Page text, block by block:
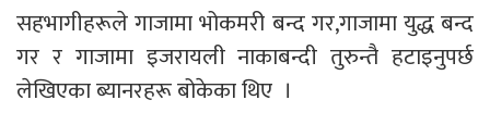
सहभागीहरूले गाजामा भोकमरी बन्द गर,गाजामा युद्ध बन्द
गर र गाजामा इजरायली नाकाबन्दी तुरुन्तै हटाइनुपर्छ
लेखिएका ब्यानरहरू बोकेका थिए ।